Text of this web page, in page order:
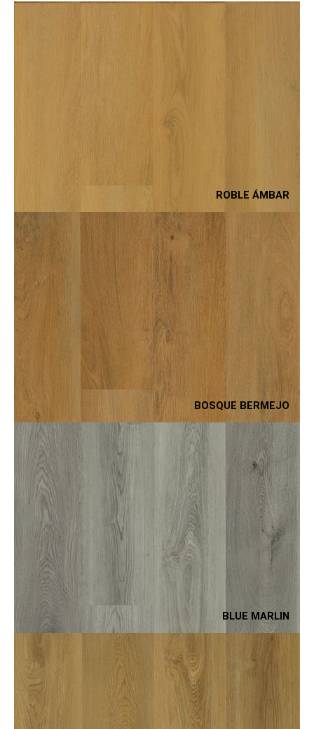
ROBLE ÁMBAR
BOSQUE BERMEJO
BLUE MARLIN